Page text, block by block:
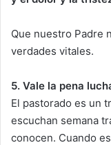
Que nuestro Padre
verdades vitales.
5. Vale la pena
El pastorado es un
escuchan semana
conocen. Cuando